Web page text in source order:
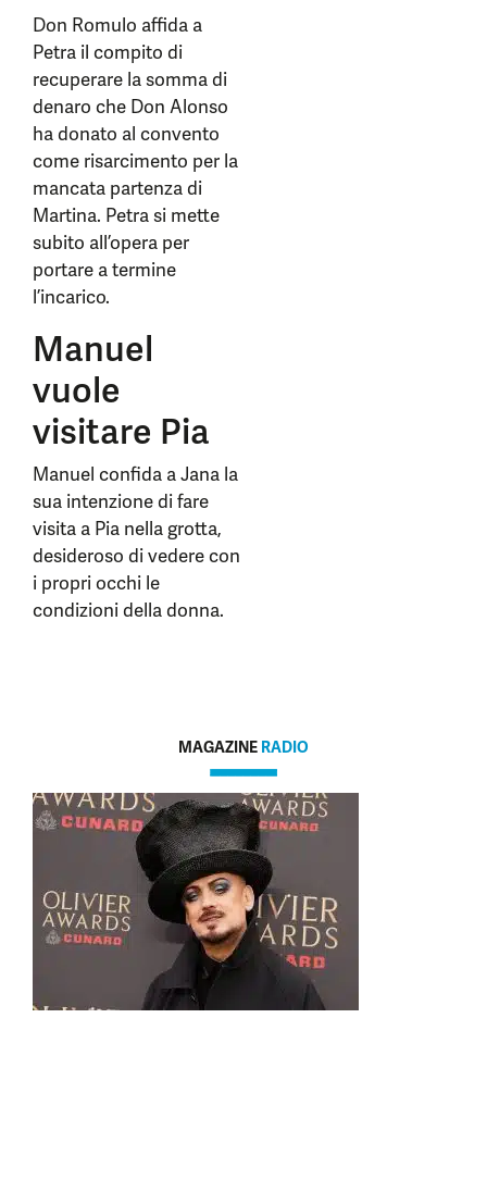
Don Romulo affida a
Petra il compito di
recuperare la somma di
denaro che Don Alonso
ha donato al convento
come risarcimento per la
mancata partenza di
Martina. Petra si mette
subito all’opera per
portare a termine
l’incarico.
Manuel
vuole
visitare Pia
Manuel confida a Jana la
sua intenzione di fare
visita a Pia nella grotta,
desideroso di vedere con
i propri occhi le
condizioni della donna.
MAGAZINE RADIO